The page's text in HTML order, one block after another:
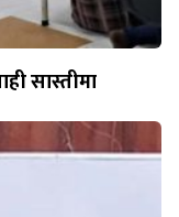
सास्तीमा